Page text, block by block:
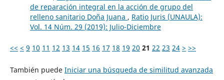
de reparación integral en la acción de grupo del
relleno sanitario Doña Juana , Ratio Juris (UNAULA):
Vol. 14 Núm. 29 (2019): Julio-Diciembre
<< < 9 10 11 12 13 14 15 16 17 18 19 20 21 22 23 24 > >>
También puede Iniciar una búsqueda de similitud avanzada